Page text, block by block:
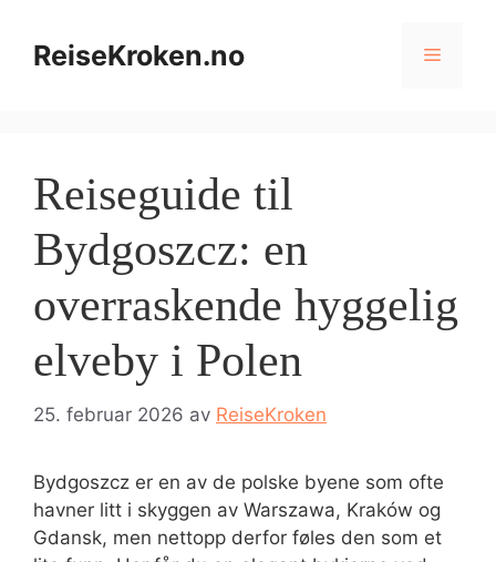
innholdReiseKroken.no Meny
Reiseguide til
Bydgoszcz: en
overraskende hyggelig
elveby i Polen
25. februar 2026 av ReiseKroken
Bydgoszcz er en av de polske byene som ofte
havner litt i skyggen av Warszawa, Kraków og
Gdansk, men nettopp derfor føles den som et